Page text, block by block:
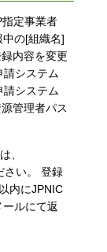
定事業者
の[組織名]
内容を変更
請システム
請システム
管理者パス
、
さい。 登録
内にJPNIC
ルにて返